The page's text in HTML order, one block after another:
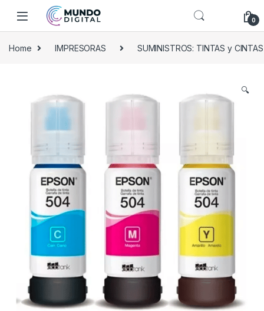
Skip to navigation
Skip to content
0
Home IMPRESORAS SUMINISTROS: TINTAS y CINTAS
🔍